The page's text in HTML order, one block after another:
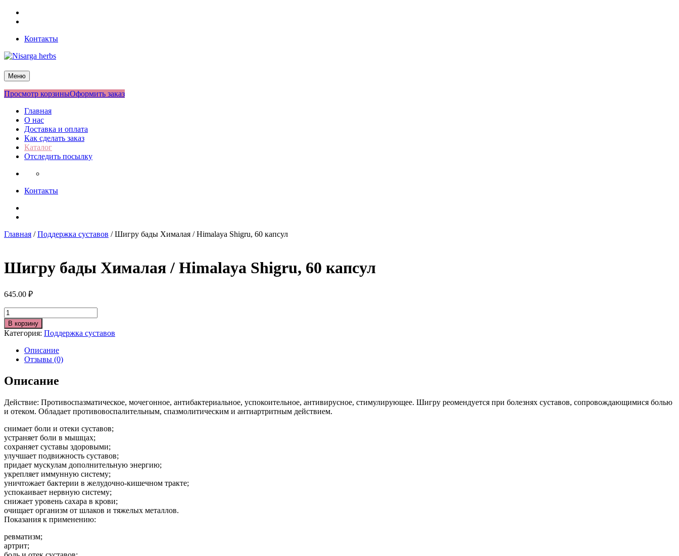
Перейти
Контакты
Nisarga herbs
Меню
Просмотр корзиныОформить заказ
Главная
О нас
Доставка и оплата
Как сделать заказ
Каталог
Отследить посылку
Контакты
Главная /Поддержка суставов / Шигру бады Хималая / Himalaya Shigru, 60 капсул
Шигру бады Хималая / Himalaya Shigru, 60 капсул
645.00 ₽
Количество
В корзину
Категория: Поддержка суставов
Описание
Отзывы (0)
Описание
Действие: Противоспазматическое, мочегонное, антибактериальное, успокоительное, антивирусное, стимулирующее. Шигру реомендуется при болезнях суставов, сопровождающимися болью
и отеком. Обладает противовоспалительным, спазмолитическим и антиартритным действием.
снимает боли и отеки суставов;
устраняет боли в мышцах;
сохраняет суставы здоровыми;
улучшает подвижность суставов;
придает мускулам дополнительную энергию;
укрепляет иммунную систему;
уничтожает бактерии в желудочно-кишечном тракте;
успокаивает нервную систему;
снижает уровень сахара в крови;
очищает организм от шлаков и тяжелых металлов.
Показания к применению:
ревматизм;
артрит;